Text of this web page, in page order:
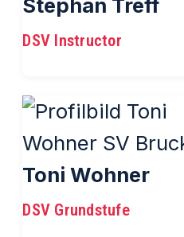
Stephan Treff
DSV Instructor
Toni Wohner
DSV Grundstufe